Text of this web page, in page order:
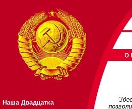
Наша Двадцатка